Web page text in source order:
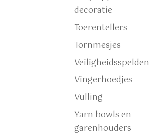
decoratie
Toerentellers
Tornmesjes
Veiligheidsspelden
Vingerhoedjes
Vulling
Yarn bowls en
garenhouders